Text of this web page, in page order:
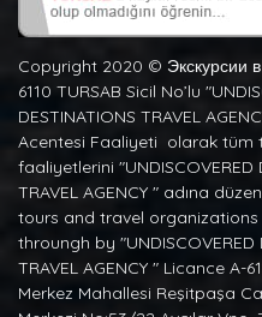
Copyright 2020 ©️ Экскурсии
6110 TURSAB Sicil No’lu
DESTINATIONS TRAVEL
Acentesi Faaliyeti olarak tüm
faaliyetlerini "UNDISCOVERED
TRAVEL AGENCY " adına
tours and travel
throungh by "UNDISCOVERED
TRAVEL AGENCY " Licance A-
Merkez Mahallesi Reşitpaşa